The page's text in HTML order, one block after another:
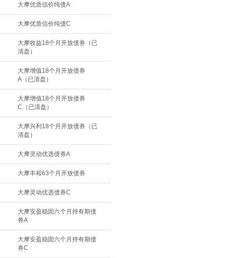
大摩优质信价纯债A
大摩优质信价纯债C
大摩收益18个月开放债券（已
清盘）
大摩增值18个月开放债券
A（已清盘）
大摩增值18个月开放债券
C（已清盘）
大摩兴利18个月开放债券（已
清盘）
大摩灵动优选债券A
大摩丰裕63个月开放债券
大摩灵动优选债券C
大摩安盈稳固六个月持有期债
券A
大摩安盈稳固六个月持有期债
券C